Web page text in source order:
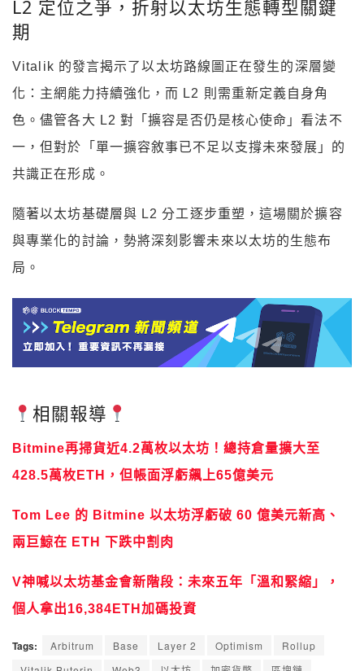
L2 定位之爭，折射以太坊生態轉型關鍵
期
Vitalik 的發言揭示了以太坊路線圖正在發生的深層變
化：主網能力持續強化，而 L2 則需重新定義自身角
色。儘管各大 L2 對「擴容是否仍是核心使命」看法不
一，但對於「單一擴容敘事已不足以支撐未來發展」的
共識正在形成。
隨著以太坊基礎層與 L2 分工逐步重塑，這場關於擴容
與專業化的討論，勢將深刻影響未來以太坊的生態布
局。
相關報導
Bitmine再掃貨近4.2萬枚以太坊！總持倉量擴大至
428.5萬枚ETH，但帳面浮虧飆上65億美元
Tom Lee 的 Bitmine 以太坊浮虧破 60 億美元新高、
兩巨鯨在 ETH 下跌中割肉
V神喊以太坊基金會新階段：未來五年「溫和緊縮」，
個人拿出16,384ETH加碼投資
Tags: Arbitrum Base Layer 2 Optimism
Rollup